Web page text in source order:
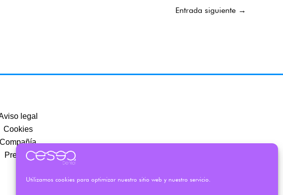
Utilizamos cookies para optimizar nuestro sitio web y nuestro servicio.
Entrada siguiente →
legal
Cookies
Compañía
Precios